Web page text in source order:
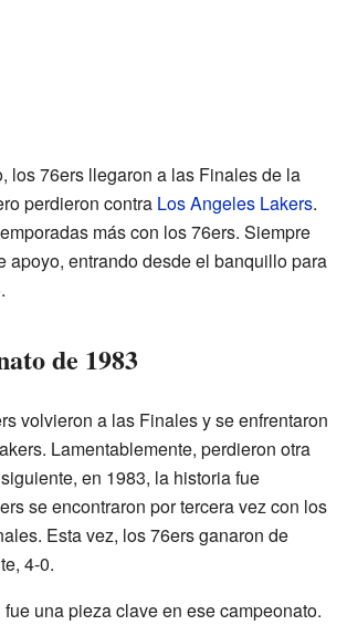
los 76ers llegaron a las Finales de la
perdieron contra Los Angeles Lakers.
más con los 76ers. Siempre
apoyo, entrando desde el banquillo para
de 1983
volvieron a las Finales y se enfrentaron
Lamentablemente, perdieron otra
en 1983, la historia fue
se encontraron por tercera vez con los
Esta vez, los 76ers ganaron de
4-0.
una pieza clave en ese campeonato.